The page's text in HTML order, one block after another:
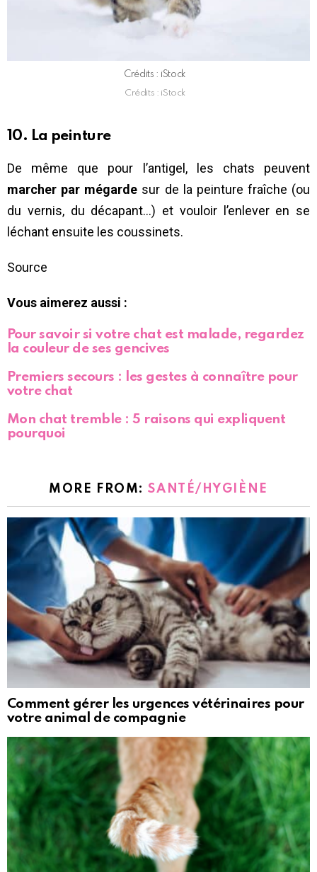
Crédits : iStock
Crédits : iStock
10. La peinture
De même que pour l’antigel, les chats peuvent
marcher par mégarde sur de la peinture fraîche (ou
du vernis, du décapant…) et vouloir l’enlever en se
léchant ensuite les coussinets.
Source
Vous aimerez aussi :
Pour savoir si votre chat est malade, regardez
la couleur de ses gencives
Premiers secours : les gestes à connaître pour
votre chat
Mon chat tremble : 5 raisons qui expliquent
pourquoi
MORE FROM:SANTÉ/HYGIÈNE
Comment gérer les urgences vétérinaires pour
votre animal de compagnie